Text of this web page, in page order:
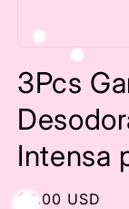
1
in
modal
3Pcs
Intensa
Regular
$6.00 USD